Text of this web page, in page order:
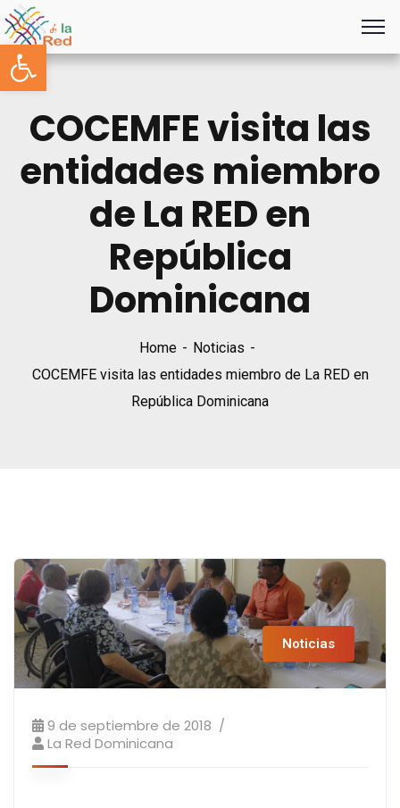
Abrir barra de herramientas
COCEMFE visita las
entidades miembro
de La RED en
República
Dominicana
Home
Noticias
COCEMFE visita las entidades miembro de La RED en
República Dominicana
Noticias
9 de septiembre de 2018
La Red Dominicana